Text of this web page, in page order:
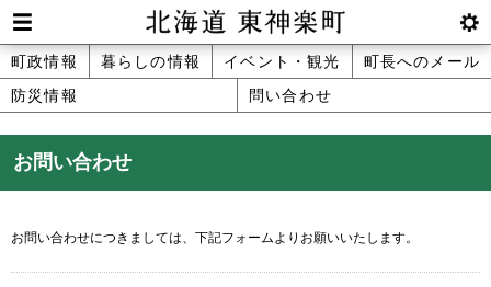
本
文
へ
メ
ュ
へ
Men
u
btnS
ettin
北海道 東神楽町 Hokkaido
メ
ニ
ュ
町政情報 暮らしの情報 イベント・観光
町長へのメール
防災情報
問い合わせ
お問い合わせ
お問い合わせにつきましては、下記フォームよりお願いいたします。